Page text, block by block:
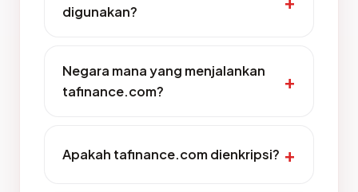
digunakan?
Negara mana yang menjalankan
tafinance.com?
Apakah tafinance.com dienkripsi?